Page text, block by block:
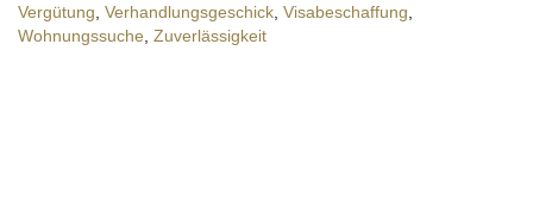
Vergütung, Verhandlungsgeschick, Visabeschaffung,
Wohnungssuche, Zuverlässigkeit